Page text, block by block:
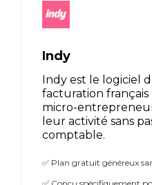
Indy
Indy est le logiciel
facturation français
micro-
leur activité sans
comptable.
✅ Plan gratuit généreux